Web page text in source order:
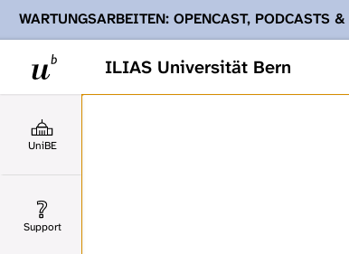
ILIAS Universität Bern
WARTUNGSARBEITEN: OPENCAST, PODCASTS
Ihnen Podcasts, Opencast-Videos und Tobira
UniBE
Support